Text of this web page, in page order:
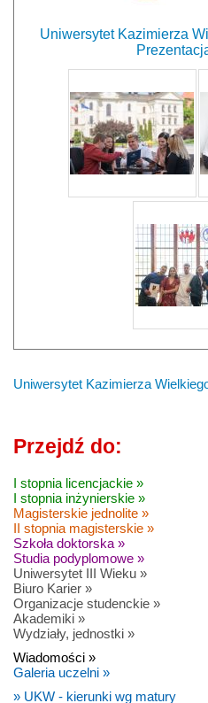
Uniwersytet Kazimierza
Uniwersytet Kazimierza
Przejdź do:
I stopnia licencjackie »
I stopnia inżynierskie »
Magisterskie jednolite »
II stopnia magisterskie »
Szkoła doktorska »
Studia podyplomowe »
Uniwersytet III Wieku »
Biuro Karier »
Organizacje studenckie »
Akademiki »
Wydziały, jednostki »
Wiadomości »
Galeria uczelni »
» UKW - kierunki wg matury